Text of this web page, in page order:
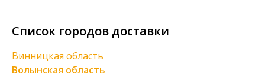
Список городов доставки
Винницкая область
Волынская область